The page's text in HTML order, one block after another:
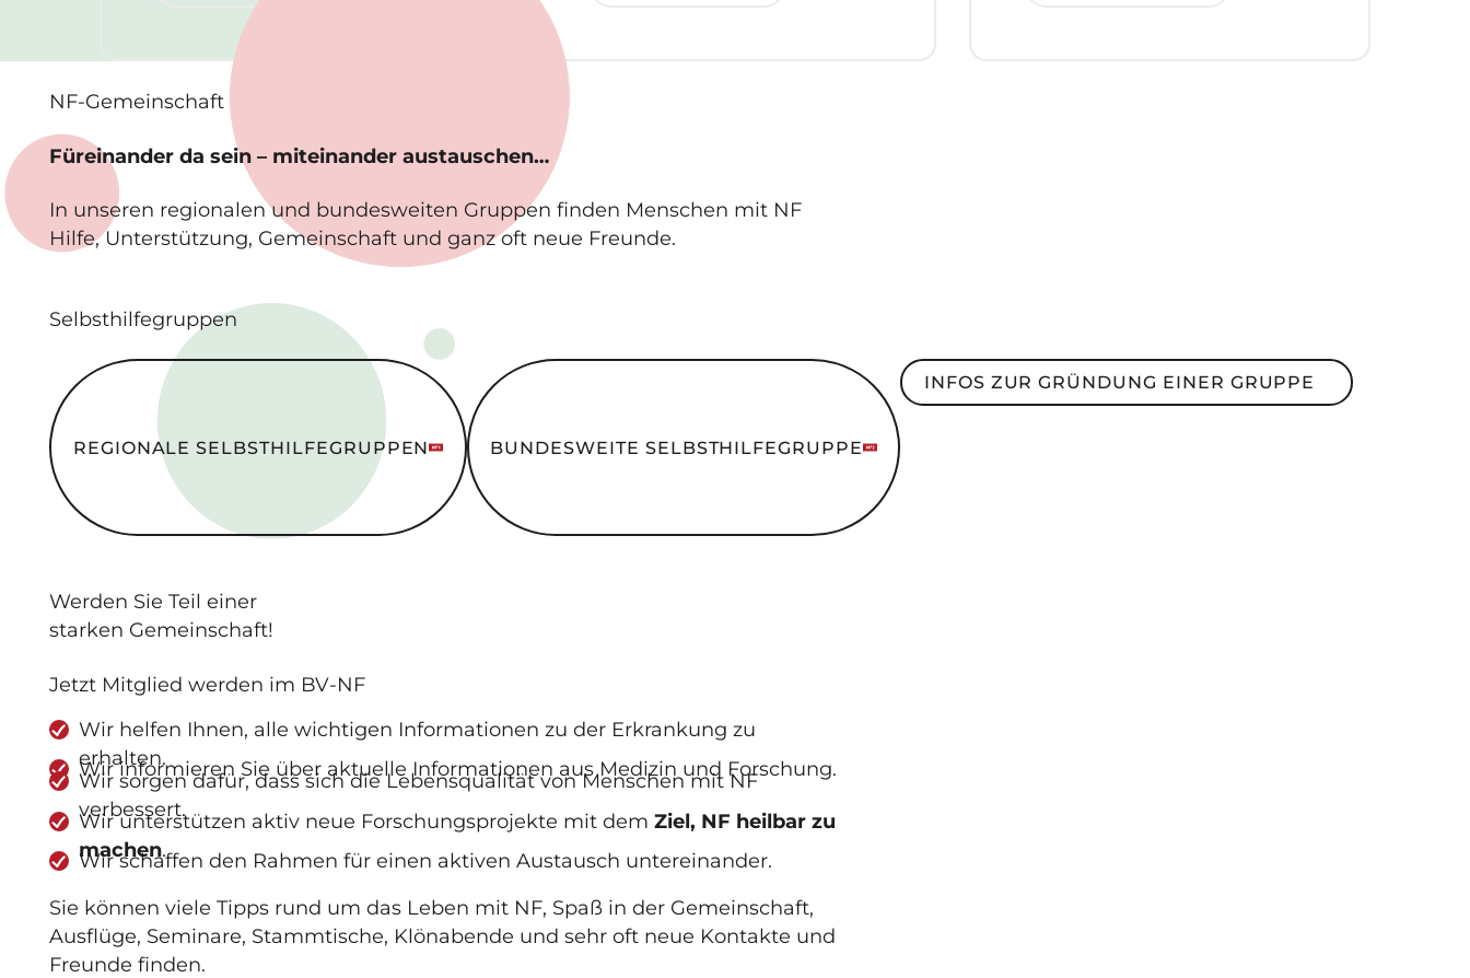
NF-Gemeinschaft
Füreinander da sein – miteinander austauschen…
In unseren regionalen und bundesweiten Gruppen finden Menschen mit NF
Hilfe, Unterstützung, Gemeinschaft und ganz oft neue Freunde.
Selbsthilfegruppen
Regionale Selbsthilfe­gruppen
REGIONALE SELBSTHILFE­GRUPPEN
Bundesweite SelbsthilfeGruppe
BUNDESWEITE SELBSTHILFEGRUPPE
Infos zur Gründung einer Gruppe
INFOS ZUR GRÜNDUNG EINER GRUPPE
Werden SieTeil einer
starken Gemeinschaft!
Jetzt Mitglied werden im BV-NF
Wir helfen Ihnen, alle wichtigen Informationen zu der Erkrankung zu
erhalten.
Wir informieren Sie über aktuelle Informationen aus Medizin und Forschung.
Wir sorgen dafür, dass sich die Lebensqualität von Menschen mit NF
verbessert.
Wir unterstützen aktiv neue Forschungsprojekte mit dem Ziel, NF heilbar zu
machen.
Wir schaffen den Rahmen für einen aktiven Austausch untereinander.
Sie können viele Tipps rund um das Leben mit NF, Spaß in der Gemeinschaft,
Ausflüge, Seminare, Stammtische, Klönabende und sehr oft neue Kontakte und
Freunde finden.